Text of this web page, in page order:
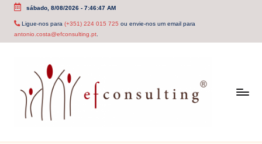
Skip
sábado, 8/08/2026- 7:46:47 AM
Ligue-nos para (+351) 224 015 725 ou envie-nos um email para
antonio.costa@efconsulting.pt.